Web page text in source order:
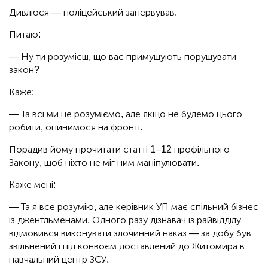
Дивлюся — поліцейський занервував.
Питаю:
— Ну ти розумієш, що вас примушують порушувати
закон?
Каже:
— Та всі ми це розуміємо, але якщо не будемо цього
робити, опинимося на фронті.
Порадив йому прочитати статті 1–12 профільного
Закону, щоб ніхто не міг ним маніпулювати.
Каже мені:
— Та я все розумію, але керівник УП має спільний бізнес
із джентльменами. Одного разу дізнавач із райвідділу
відмовився виконувати злочинний наказ — за добу був
звільнений і під конвоєм доставлений до Житомира в
навчальний центр ЗСУ.